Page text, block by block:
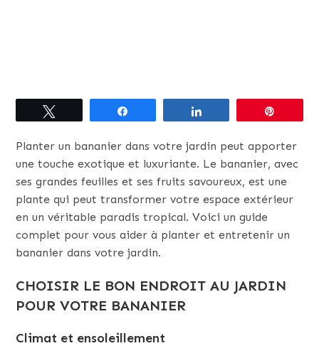
Planter un bananier dans votre jardin peut apporter
une touche exotique et luxuriante. Le bananier, avec
ses grandes feuilles et ses fruits savoureux, est une
plante qui peut transformer votre espace extérieur
en un véritable paradis tropical. Voici un guide
complet pour vous aider à planter et entretenir un
bananier dans votre jardin.
CHOISIR LE BON ENDROIT AU JARDIN
POUR VOTRE BANANIER
Climat et ensoleillement